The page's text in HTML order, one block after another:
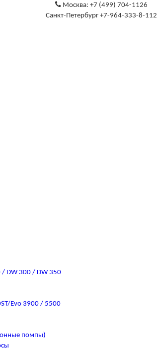
Москва: +7 (499) 704-1126
Санкт-Петербург +7-964-333-8-112
DW 300 / DW 350
Evo 3900 / 5500
помпы)